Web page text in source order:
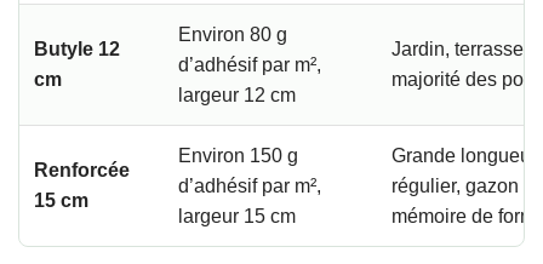
Butyle 12
cm
Environ 80 g
d’adhésif par m²,
largeur 12 cm
Jardin, terrasse,
majorité des
Renforcée
15 cm
Environ 150 g
d’adhésif par m²,
largeur 15 cm
Grande
régulier, gazon
mémoire de